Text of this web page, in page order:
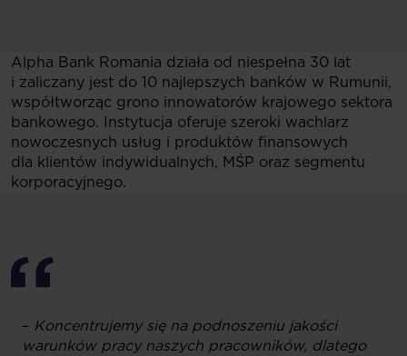
Alpha Bank Romania działa od niespełna 30 lat
i zaliczany jest do 10 najlepszych banków w Rumunii,
współtworząc grono innowatorów krajowego sektora
bankowego. Instytucja oferuje szeroki wachlarz
nowoczesnych usług i produktów finansowych
dla klientów indywidualnych, MŚP oraz segmentu
korporacyjnego.
– Koncentrujemy się na podnoszeniu jakości
warunków pracy naszych pracowników, dlatego